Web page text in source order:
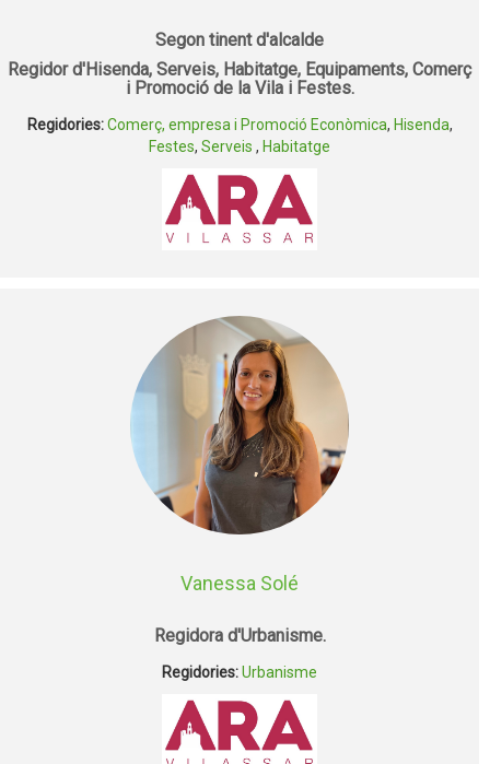
Segon tinent d'alcalde
Regidor d'Hisenda, Serveis, Habitatge, Equipaments, Comerç
i Promoció de la Vila i Festes.
Regidories:Comerç, empresa i Promoció Econòmica, Hisenda,
Festes, Serveis , Habitatge
Vanessa Solé
Regidora d'Urbanisme.
Regidories:Urbanisme